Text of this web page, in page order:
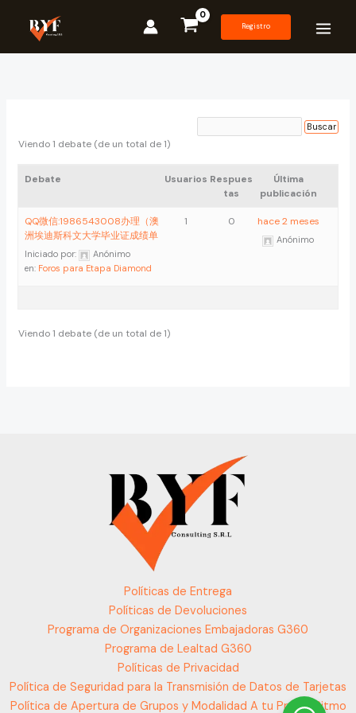
contenido
Registro
Viendo 1 debate (de un total de 1)
Debate Usuarios Respues
tas
Última
publicación
QQ微信:1986543008办理（澳
洲埃迪斯科文大学毕业证成绩单
Iniciado por:
Anónimo
en: Foros para Etapa Diamond
1 0 hace 2 meses
Anónimo
Viendo 1 debate (de un total de 1)
Políticas de Entrega
Políticas de Devoluciones
Programa de Organizaciones Embajadoras G360
Programa de Lealtad G360
Políticas de Privacidad
Política de Seguridad para la Transmisión de Datos de Tarjetas
Política de Apertura de Grupos y Modalidad A tu Propio Ritmo